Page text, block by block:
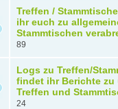
Treffen /
ihr euch zu
Stammtischen
89
Logs zu Treffen/
findet ihr Berichte zu
Treffen und
24